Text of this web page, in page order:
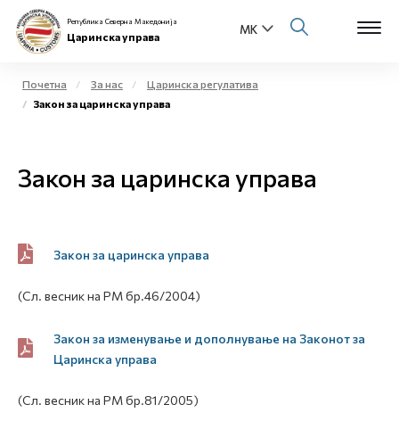
Физички лица
Е-Царина
Контакт
Е-Весник
Република Северна Македонија
Царинска управа
Почетна За нас
Царинска регулатива
Закон за царинска управа
Закон за царинска управа
Закон за царинска управа
(Сл. весник на РМ бр.46/2004)
Закон за изменување и дополнување на Законот за
Царинска управа
(Сл. весник на РМ бр.81/2005)